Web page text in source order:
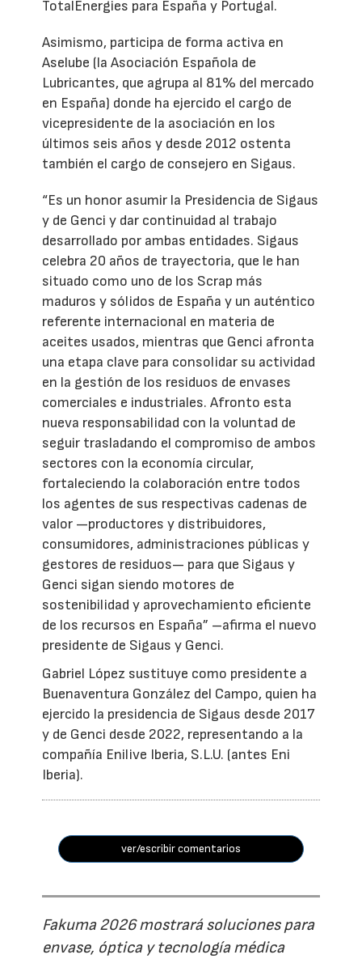
TotalEnergies para España y Portugal.
Asimismo, participa de forma activa en
Aselube (la Asociación Española de
Lubricantes, que agrupa al 81% del mercado
en España) donde ha ejercido el cargo de
vicepresidente de la asociación en los
últimos seis años y desde 2012 ostenta
también el cargo de consejero en Sigaus.
“Es un honor asumir la Presidencia de Sigaus
y de Genci y dar continuidad al trabajo
desarrollado por ambas entidades. Sigaus
celebra 20 años de trayectoria, que le han
situado como uno de los Scrap más
maduros y sólidos de España y un auténtico
referente internacional en materia de
aceites usados, mientras que Genci afronta
una etapa clave para consolidar su actividad
en la gestión de los residuos de envases
comerciales e industriales. Afronto esta
nueva responsabilidad con la voluntad de
seguir trasladando el compromiso de ambos
sectores con la economía circular,
fortaleciendo la colaboración entre todos
los agentes de sus respectivas cadenas de
valor —productores y distribuidores,
consumidores, administraciones públicas y
gestores de residuos— para que Sigaus y
Genci sigan siendo motores de
sostenibilidad y aprovechamiento eficiente
de los recursos en España” –afirma el nuevo
presidente de Sigaus y Genci.
Gabriel López sustituye como presidente a
Buenaventura González del Campo, quien ha
ejercido la presidencia de Sigaus desde 2017
y de Genci desde 2022, representando a la
compañía Enilive Iberia, S.L.U. (antes Eni
Iberia).
ver/escribir comentarios
Fakuma 2026 mostrará soluciones para
envase, óptica y tecnología médica